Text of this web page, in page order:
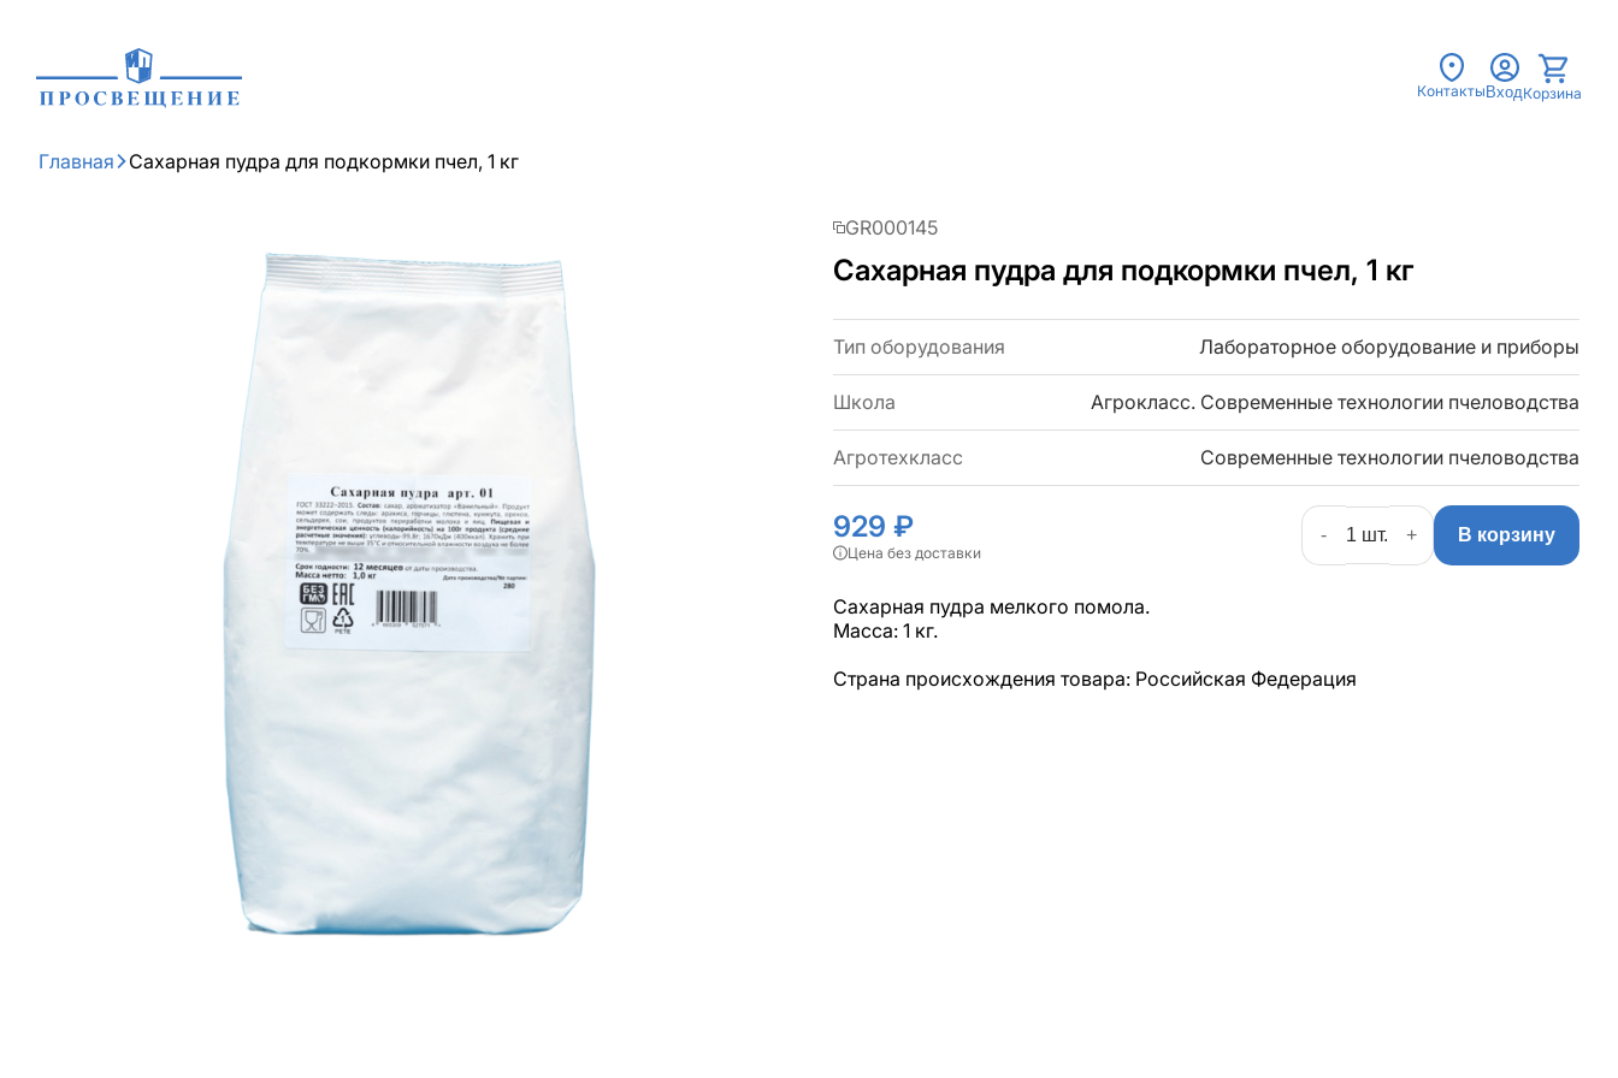
Контакты ВходКорзина
Главная Сахарная пудра для подкормки пчел, 1 кг
GR000145
Сахарная пудра для подкормки пчел, 1 кг
Тип оборудования Лабораторное оборудование и приборы
Школа Агрокласс. Современные технологии пчеловодства
Агротехкласс Современные технологии пчеловодства
929 ₽
Цена без доставки
- + В корзину
Сахарная пудра мелкого помола.
Масса: 1 кг.
Страна происхождения товара: Российская Федерация